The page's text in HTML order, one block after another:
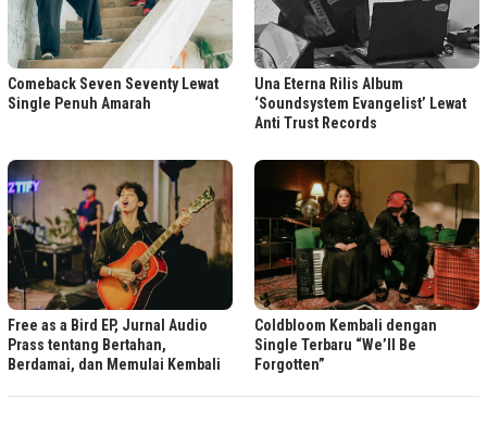
Comeback Seven Seventy Lewat
Single Penuh Amarah
Una Eterna Rilis Album
‘Soundsystem Evangelist’ Lewat
Anti Trust Records
Free as a Bird EP, Jurnal Audio
Prass tentang Bertahan,
Berdamai, dan Memulai Kembali
Coldbloom Kembali dengan
Single Terbaru “We’ll Be
Forgotten”